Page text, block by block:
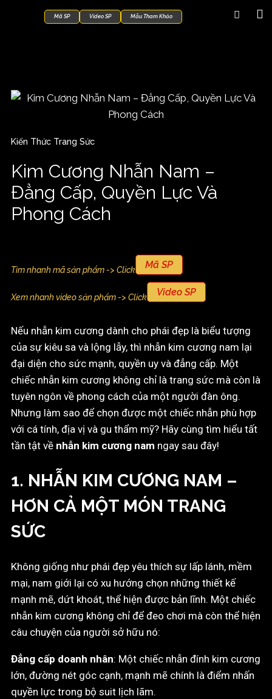
Mã SP Video SP Mẫu Tham Khảo
Kiến Thức Trang Sức
Kim Cương Nhẫn Nam –
Đẳng Cấp, Quyền Lực Và
Phong Cách
Tìm nhanh mã sản phẩm -> Click Mã SP
Xem nhanh video sản phẩm -> Click Video SP
Nếu nhẫn kim cương dành cho phái đẹp là biểu tượng
của sự kiêu sa và lộng lẫy, thì nhẫn kim cương nam lại
đại diện cho sức mạnh, quyền uy và đẳng cấp. Một
chiếc nhẫn kim cương không chỉ là trang sức mà còn là
tuyên ngôn về phong cách của một người đàn ông.
Nhưng làm sao để chọn được một chiếc nhẫn phù hợp
với cá tính, địa vị và gu thẩm mỹ? Hãy cùng tìm hiểu tất
tần tật về nhẫn kim cương nam ngay sau đây!
1. NHẪN KIM CƯƠNG NAM –
HƠN CẢ MỘT MÓN TRANG
SỨC
Không giống như phái đẹp yêu thích sự lấp lánh, mềm
mại, nam giới lại có xu hướng chọn những thiết kế
mạnh mẽ, dứt khoát, thể hiện được bản lĩnh. Một chiếc
nhẫn kim cương không chỉ để đeo chơi mà còn thể hiện
câu chuyện của người sở hữu nó:
Đẳng cấp doanh nhân: Một chiếc nhẫn đính kim cương
lớn, đường nét góc cạnh, mạnh mẽ chính là điểm nhấn
quyền lực trong bộ suit lịch lãm.